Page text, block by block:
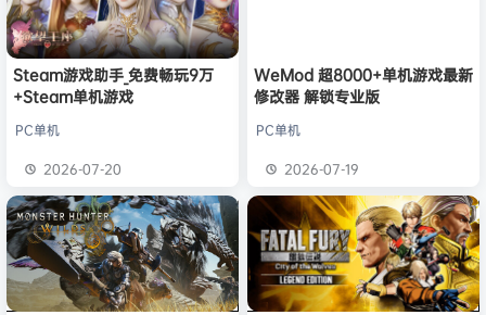
欢迎w******g 加入本站
欢迎Z******U 加入本站
欢迎k******2 加入本站 8月4日
欢迎
8月4日
8小时前
点积分 8小时前
Steam游戏助手_免费畅玩9万
+Steam单机游戏
PC单机
2026-07-20
WeMod 超8000+单机游戏最新
修改器 解锁专业版
PC单机
2026-07-19